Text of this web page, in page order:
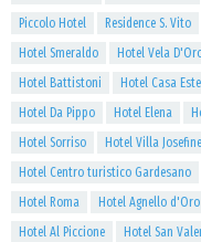
Piccolo Hotel
Residence S. Vito
Hotel Smeraldo
Hotel Vela
Hotel Battistoni
Hotel Casa Este
Hotel Da Pippo
Hotel Elena
Hotel Sorriso
Hotel Villa Josefine
Hotel Centro turistico Gardesano
Hotel Roma
Hotel Agnello d'Oro
Hotel Al Piccione
Hotel San